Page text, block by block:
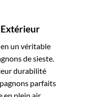
un véritable
de sieste.
durabilité
parfaits